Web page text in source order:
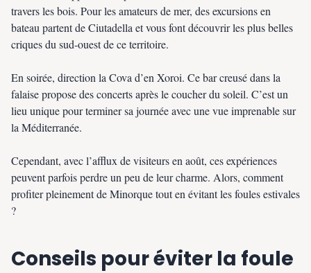
travers les bois. Pour les amateurs de mer, des excursions en
bateau partent de Ciutadella et vous font découvrir les plus belles
criques du sud-ouest de ce territoire.
En soirée, direction la Cova d’en Xoroi. Ce bar creusé dans la
falaise propose des concerts après le coucher du soleil. C’est un
lieu unique pour terminer sa journée avec une vue imprenable sur
la Méditerranée.
Cependant, avec l’afflux de visiteurs en août, ces expériences
peuvent parfois perdre un peu de leur charme. Alors, comment
profiter pleinement de Minorque tout en évitant les foules estivales
?
Conseils pour éviter la foule